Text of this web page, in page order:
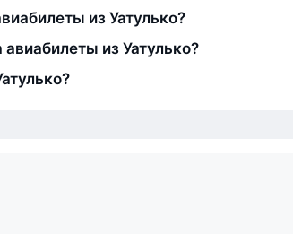
из Уатулько?
авиабилеты из Уатулько?